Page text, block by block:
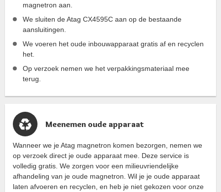
magnetron aan.
We sluiten de Atag CX4595C aan op de bestaande
aansluitingen.
We voeren het oude inbouwapparaat gratis af en recyclen
het.
Op verzoek nemen we het verpakkingsmateriaal mee
terug.
Meenemen oude apparaat
Wanneer we je Atag magnetron komen bezorgen, nemen we
op verzoek direct je oude apparaat mee. Deze service is
volledig gratis. We zorgen voor een milieuvriendelijke
afhandeling van je oude magnetron. Wil je je oude apparaat
laten afvoeren en recyclen, en heb je niet gekozen voor onze